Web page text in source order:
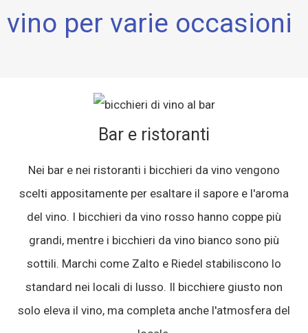
vino per varie occasioni
Bar e ristoranti
Nei bar e nei ristoranti i bicchieri da vino vengono
scelti appositamente per esaltare il sapore e l'aroma
del vino. I bicchieri da vino rosso hanno coppe più
grandi, mentre i bicchieri da vino bianco sono più
sottili. Marchi come Zalto e Riedel stabiliscono lo
standard nei locali di lusso. Il bicchiere giusto non
solo eleva il vino, ma completa anche l'atmosfera del